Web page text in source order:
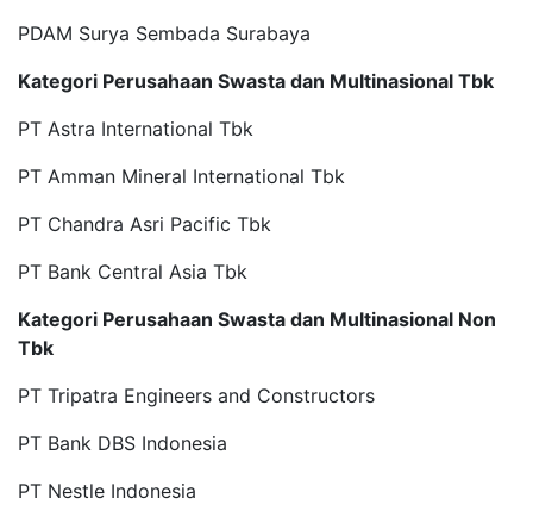
PDAM Surya Sembada Surabaya
Kategori Perusahaan Swasta dan Multinasional Tbk
PT Astra International Tbk
PT Amman Mineral International Tbk
PT Chandra Asri Pacific Tbk
PT Bank Central Asia Tbk
Kategori Perusahaan Swasta dan Multinasional Non
Tbk
PT Tripatra Engineers and Constructors
PT Bank DBS Indonesia
PT Nestle Indonesia